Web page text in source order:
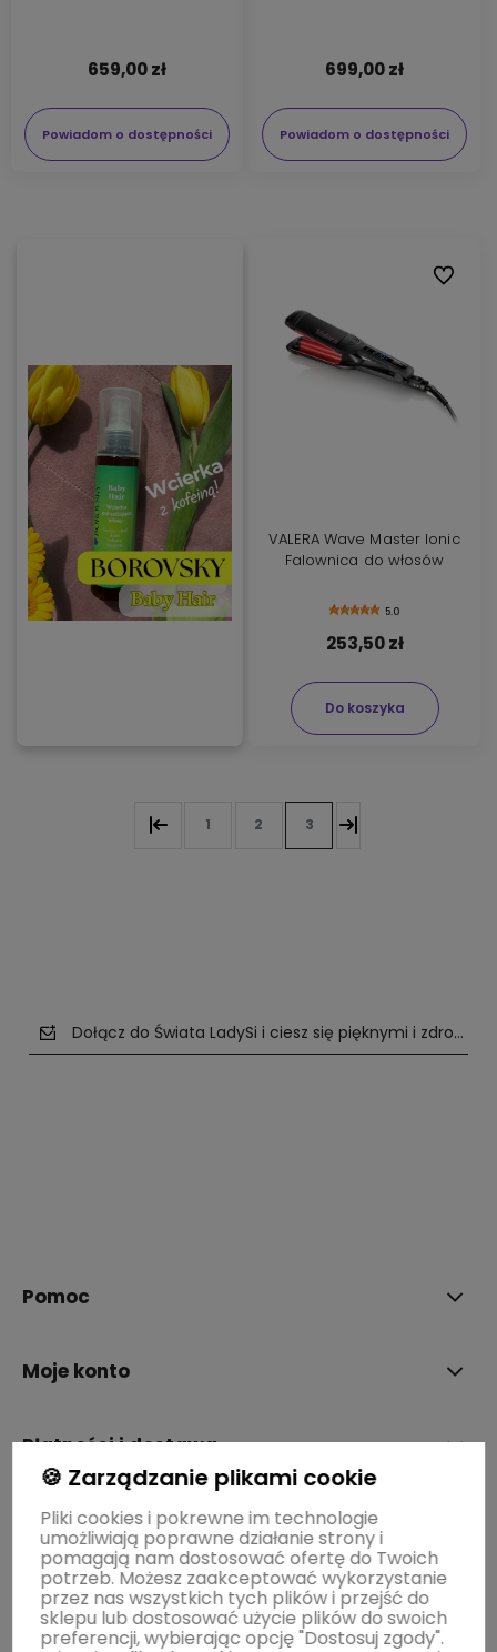
659,00 zł
Powiadom o dostępności
699,00 zł
Powiadom o dostępności
VALERA Wave Master Ionic
Falownica do włosów
5.0
253,50 zł
Do koszyka
Do
1 2 3
Dołącz do Świata LadySi i ciesz się pięknymi i
Pomoc
Moje konto
Płatności i dostawa
Informacje
O nas
🍪 Zarządzanie plikami cookie
Pliki cookies i pokrewne im technologie
umożliwiają poprawne działanie strony i
pomagają nam dostosować ofertę do Twoich
potrzeb. Możesz zaakceptować wykorzystanie
przez nas wszystkich tych plików i przejść do
sklepu lub dostosować użycie plików do swoich
preferencji, wybierając opcję "Dostosuj zgody".